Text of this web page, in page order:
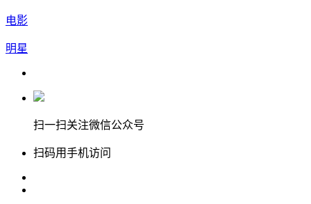
电影
明星
扫一扫关注微信公众号
扫码用手机访问